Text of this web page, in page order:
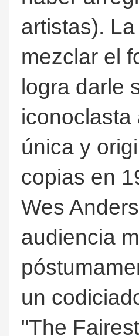
artistas).
mezclar el
logra darle
iconoclasta
única y
copias en
Wes
audiencia
un
"The